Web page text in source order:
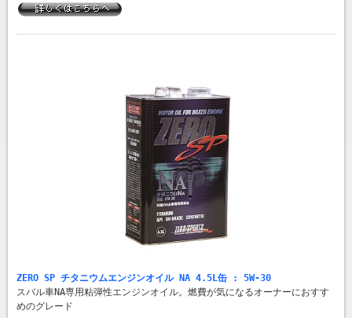
ZERO SP チタニウムエンジンオイル NA 4.5L缶 : 5W-30
スバル車NA専用粘弾性エンジンオイル。燃費が気になるオーナーにおすす
めのグレード